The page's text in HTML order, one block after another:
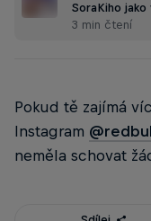
SoraKiho
3 min čtení
Pokud tě zajímá
Instagram
neměla schovat